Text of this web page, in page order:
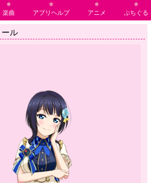
楽曲 アプリヘルプ アニメ ぷちぐる
ル